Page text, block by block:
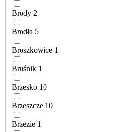
Brody 2
Brodła 5
Broszkowice 1
Bruśnik 1
Brzesko 10
Brzeszcze 10
Brzezie 1